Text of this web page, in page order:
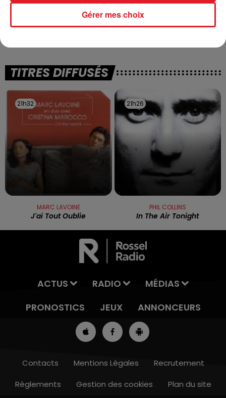
13h00 - 16h00
13 juillet 2026
WINGLES: UN JEUNE PERD LA VIE, NOYÉ À
LA BASE DE LOISIRS
TITRES DIFFUSÉS
21h32
21h32
MARC LAVOINE
J'ai Tout Oublie
21h26
21h26
PHIL COLLINS
In The Air Tonight
ACTUS RADIO
MÉDIAS
PRONOSTICS
JEUX ANNONCEURS
Contacts Mentions Légales
Recrutement
Règlements
Gestion des cookies Plan du site
Gérer mes choix